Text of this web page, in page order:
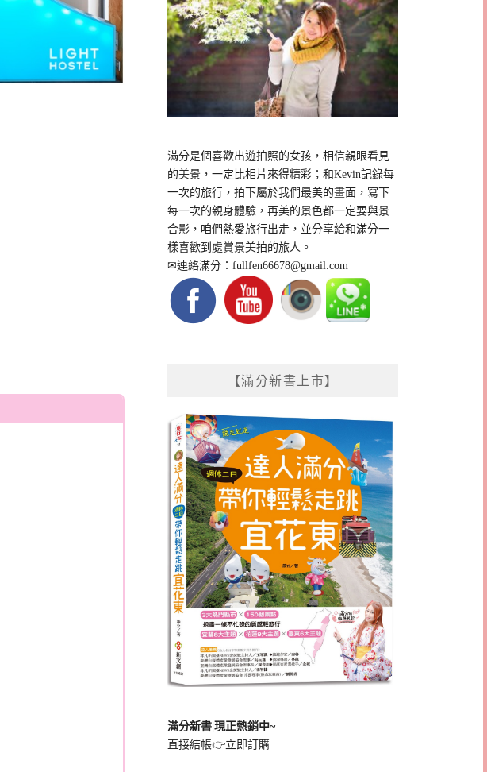
滿分是個喜歡出遊拍照的女孩，相信親眼看見
的美景，一定比相片來得精彩；和Kevin記錄每
一次的旅行，拍下屬於我們最美的畫面，寫下
每一次的親身體驗，再美的景色都一定要與景
合影，咱們熱愛旅行出走，並分享給和滿分一
樣喜歡到處賞景美拍的旅人。
✉連絡滿分：fullfen66678@gmail.com
【滿分新書上市】
滿分新書|現正熱銷中~
直接結帳👉立即訂購